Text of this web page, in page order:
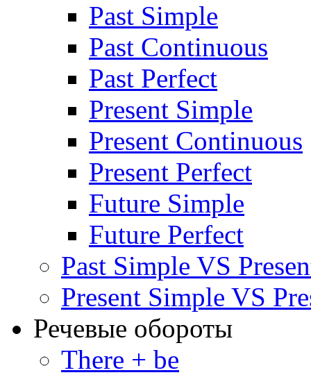
Past Simple
Past Continuous
Past Perfect
Present Simple
Present Continuous
Present Perfect
Future Simple
Future Perfect
Past Simple VS
Present Simple VS
Речевые обороты
There + be